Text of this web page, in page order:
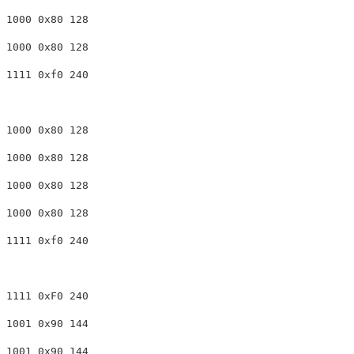
1000 0x80 128
1000 0x80 128
1111 0xf0 240
1000 0x80 128
1000 0x80 128
1000 0x80 128
1000 0x80 128
1111 0xf0 240
1111 0xF0 240
1001 0x90 144
1001 0x90 144